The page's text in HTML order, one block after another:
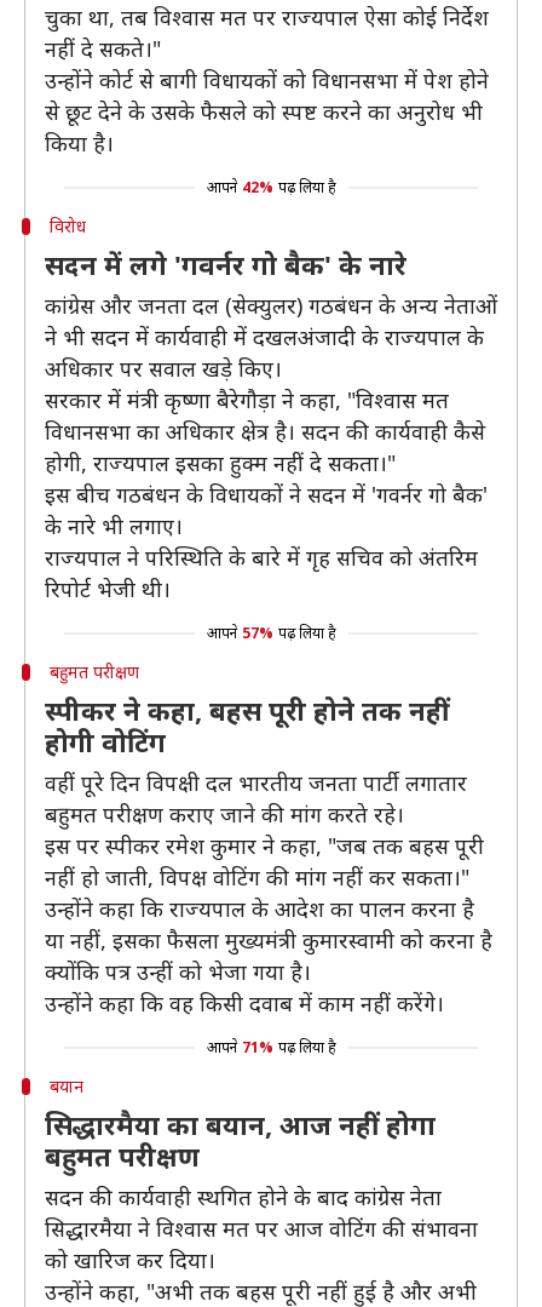
चुका था, तब विश्वास मत पर राज्यपाल ऐसा कोई निर्देश
नहीं दे सकते।"
उन्होंने कोर्ट से बागी विधायकों को विधानसभा में पेश होने
से छूट देने के उसके फैसले को स्पष्ट करने का अनुरोध भी
किया है।
आपने 42% पढ़ लिया है
विरोध
सदन में लगे 'गवर्नर गो बैक' के नारे
कांग्रेस और जनता दल (सेक्युलर) गठबंधन के अन्य नेताओं
ने भी सदन में कार्यवाही में दखलअंजादी के राज्यपाल के
अधिकार पर सवाल खड़े किए।
सरकार में मंत्री कृष्णा बैरेगौड़ा ने कहा, "विश्वास मत
विधानसभा का अधिकार क्षेत्र है। सदन की कार्यवाही कैसे
होगी, राज्यपाल इसका हुक्म नहीं दे सकता।"
इस बीच गठबंधन के विधायकों ने सदन में 'गवर्नर गो बैक'
के नारे भी लगाए।
राज्यपाल ने परिस्थिति के बारे में गृह सचिव को अंतरिम
रिपोर्ट भेजी थी।
आपने 57% पढ़ लिया है
बहुमत परीक्षण
स्पीकर ने कहा, बहस पूरी होने तक नहीं
होगी वोटिंग
वहीं पूरे दिन विपक्षी दल भारतीय जनता पार्टी लगातार
बहुमत परीक्षण कराए जाने की मांग करते रहे।
इस पर स्पीकर रमेश कुमार ने कहा, "जब तक बहस पूरी
नहीं हो जाती, विपक्ष वोटिंग की मांग नहीं कर सकता।"
उन्होंने कहा कि राज्यपाल के आदेश का पालन करना है
या नहीं, इसका फैसला मुख्यमंत्री कुमारस्वामी को करना है
क्योंकि पत्र उन्हीं को भेजा गया है।
उन्होंने कहा कि वह किसी दवाब में काम नहीं करेंगे।
आपने 71% पढ़ लिया है
बयान
सिद्धारमैया का बयान, आज नहीं होगा
बहुमत परीक्षण
सदन की कार्यवाही स्थगित होने के बाद कांग्रेस नेता
सिद्धारमैया ने विश्वास मत पर आज वोटिंग की संभावना
को खारिज कर दिया।
उन्होंने कहा, "अभी तक बहस पूरी नहीं हुई है और अभी